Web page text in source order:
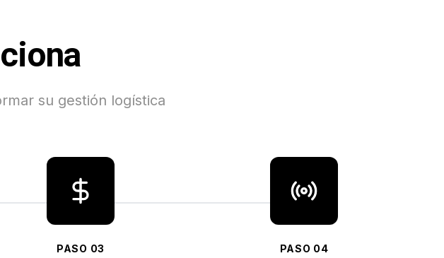
su gestión logística
PASO 03 PASO 04